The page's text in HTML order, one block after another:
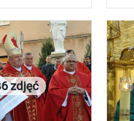
zdjęć
zdjęć